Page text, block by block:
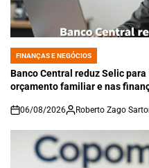
POSTED
IN
FINANÇAS E NEGÓCIOS
Banco Central reduz Selic
orçamento familiar e nas
on
06/08/2026 Roberto Zago